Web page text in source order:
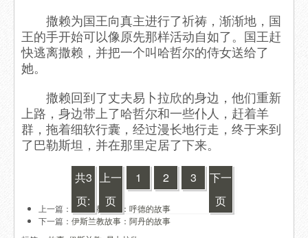
撒赖为国王向真主进行了祈祷，渐渐地，国
王的手开始可以像原先那样活动自如了。国王赶
快逃离撒赖，并把一个叫哈哲尔的侍女送给了
她。
撒赖回到了丈夫易卜拉欣的身边，他们重新
上路，身边带上了哈哲尔和一些仆人，赶着羊
群，拖着细软行囊，经过漫长地行走，终于来到
了巴勒斯坦，并在那里定居了下来。
共3
页:
上一
页
1 2 3
下一
页
上一篇：
伊斯兰教故事：呼德的故事
下一篇： 伊斯兰教故事：阿丹的故事